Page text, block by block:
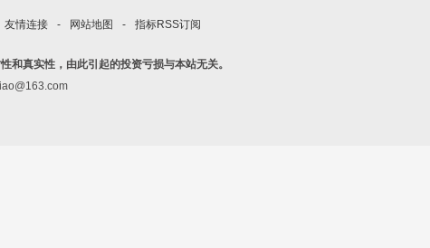
友情连接 - 网站地图 - 指标RSS订阅
和真实性，由此引起的投资亏损与本站无关。